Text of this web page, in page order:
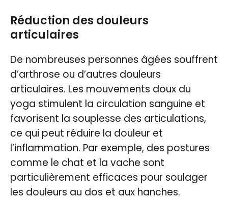
Réduction des douleurs
articulaires
De nombreuses personnes âgées souffrent
d’arthrose ou d’autres douleurs
articulaires. Les mouvements doux du
yoga stimulent la circulation sanguine et
favorisent la souplesse des articulations,
ce qui peut réduire la douleur et
l’inflammation. Par exemple, des postures
comme le chat et la vache sont
particulièrement efficaces pour soulager
les douleurs au dos et aux hanches.